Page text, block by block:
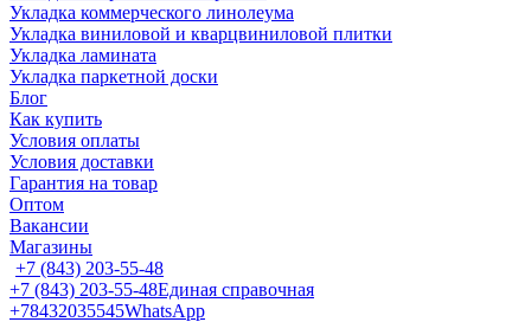
Укладка коммерческого линолеума
Укладка виниловой и кварцвиниловой плитки
Укладка ламината
Укладка паркетной доски
Блог
Как купить
Условия оплаты
Условия доставки
Гарантия на товар
Оптом
Вакансии
Магазины
+7 (843) 203-55-48
+7 (843) 203-55-48Единая справочная
+78432035545WhatsApp